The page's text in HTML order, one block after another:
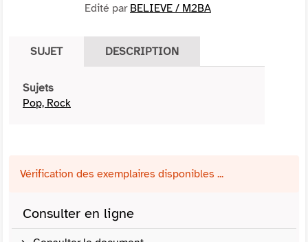
Edité par BELIEVE / M2BA
SUJET DESCRIPTION
Sujets
Pop, Rock
Vérification des exemplaires disponibles ...
Consulter en ligne